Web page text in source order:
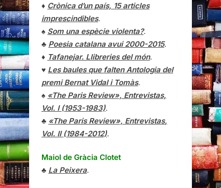
♦ Crònica d’un país, 15 articles
imprescindibles.
♠ Som una espècie violenta?.
♣ Poesia catalana avui 2000-2015.
♦ Tafanejar. Llibreries del món.
♥ Les baules que falten Antologia del
premi Bernat Vidal i Tomàs.
♠ «The Paris Review», Entrevistas,
Vol. I (1953-1983).
♣ «The Paris Review», Entrevistas,
Vol. II (1984-2012).
Maiol de Gràcia Clotet
♣ La Peixera.